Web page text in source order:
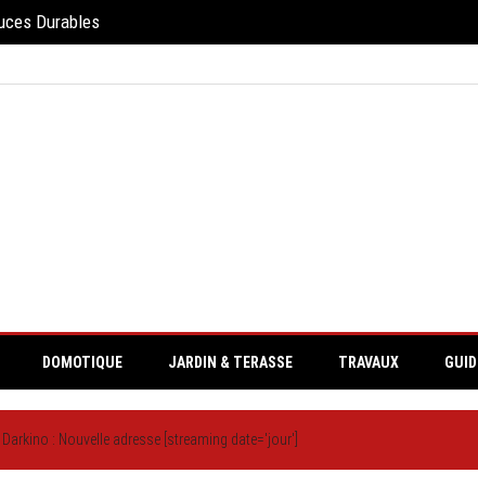
Durables
DOMOTIQUE JARDIN & TERASSE TRAVAUX
Darkino : Nouvelle adresse [streaming date='jour']